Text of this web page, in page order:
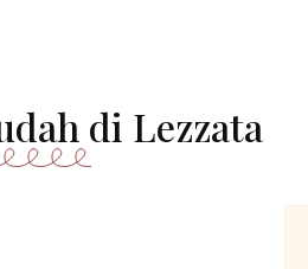
di Lezzata